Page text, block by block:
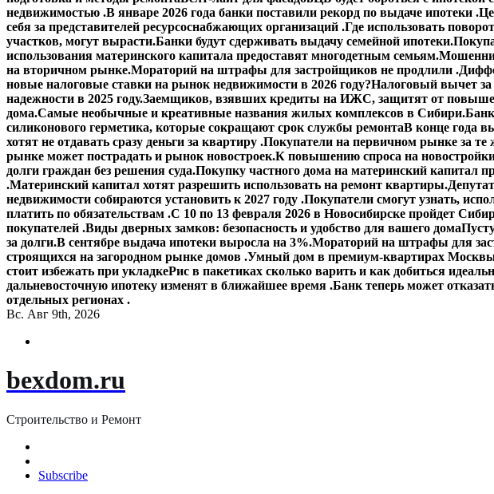
недвижимостью .В январе 2026 года банки поставили рекорд по выдаче ипотеки .
себя за представителей ресурсоснабжающих организаций .Где использовать
участков, могут вырасти.Банки будут сдерживать выдачу семейной ипотеки.
использования материнского капитала предоставят многодетным семьям.
на вторичном рынке.Мораторий на штрафы для застройщиков не продлили .
новые налоговые ставки на рынок недвижимости в 2026 году?Налоговый вычет
надежности в 2025 году.Заемщиков, взявших кредиты на ИЖС, защитят от
дома.Самые необычные и креативные названия жилых комплексов в Сибири.
силиконового герметика, которые сокращают срок службы ремонтаВ конце года
хотят не отдавать сразу деньги за квартиру .Покупатели на первичном рынке за
рынке может пострадать и рынок новостроек.К повышению спроса на
долги граждан без решения суда.Покупку частного дома на материнский капитал
.Материнский капитал хотят разрешить использовать на ремонт квартиры.
недвижимости собираются установить к 2027 году .Покупатели смогут узнать,
платить по обязательствам .С 10 по 13 февраля 2026 в Новосибирске пройдет
покупателей .Виды дверных замков: безопасность и удобство для вашего дома
за долги.В сентябре выдача ипотеки выросла на 3%.Мораторий на штрафы для
строящихся на загородном рынке домов .Умный дом в премиум-квартирах
стоит избежать при укладкеРис в пакетиках сколько варить и как добиться
дальневосточную ипотеку изменят в ближайшее время .Банк теперь может
отдельных регионах .
Вс. Авг 9th, 2026
bexdom.ru
Строительство и Ремонт
Subscribe